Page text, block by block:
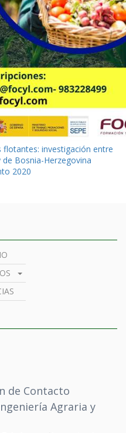
investigación entre
de Bosnia-Herzegovina
2020
de Contacto
Agraria y